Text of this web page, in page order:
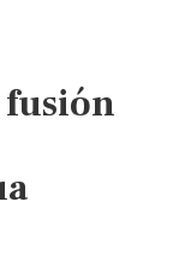
fusión